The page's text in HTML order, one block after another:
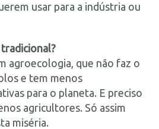
usar para a indústria ou
agroecologia, que não faz o
e tem menos
para o planeta. E preciso
agricultores. Só assim
miséria.